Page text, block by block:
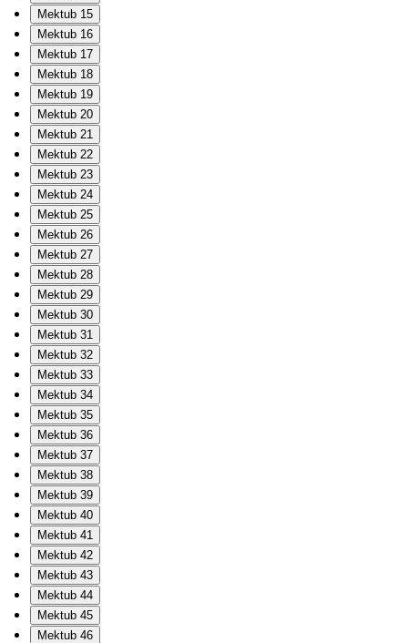
Mektub 15
Mektub 16
Mektub 17
Mektub 18
Mektub 19
Mektub 20
Mektub 21
Mektub 22
Mektub 23
Mektub 24
Mektub 25
Mektub 26
Mektub 27
Mektub 28
Mektub 29
Mektub 30
Mektub 31
Mektub 32
Mektub 33
Mektub 34
Mektub 35
Mektub 36
Mektub 37
Mektub 38
Mektub 39
Mektub 40
Mektub 41
Mektub 42
Mektub 43
Mektub 44
Mektub 45
Mektub 46